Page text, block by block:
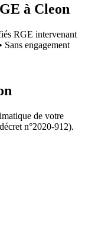
à Cleon
RGE intervenant
• Sans engagement
de votre
n°2020-912).